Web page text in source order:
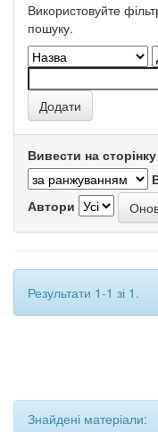
Використовуйте
пошуку.
Вивести на сторінку
Автори
Результати 1-1 зі 1.
Знайдені матеріали: